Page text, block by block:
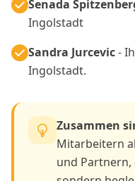
Senada
Ingolstadt
Sandra Jurcevic-
Ingolstadt.
Zusammen
Mitarbeitern
und